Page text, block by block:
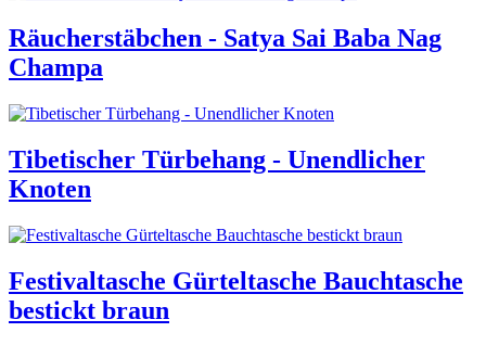
Räucherstäbchen - Satya Sai Baba Nag
Champa
Tibetischer Türbehang - Unendlicher
Knoten
Festivaltasche Gürteltasche Bauchtasche
bestickt braun